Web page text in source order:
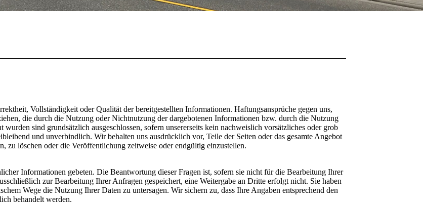
Vollständigkeit oder Qualität der bereitgestellten Informationen. Haftungsansprüche gegen uns,
die durch die Nutzung oder Nichtnutzung der dargebotenen Informationen bzw. durch die Nutzung
sind grundsätzlich ausgeschlossen, sofern unsererseits kein nachweislich vorsätzliches oder grob
und unverbindlich. Wir behalten uns ausdrücklich vor, Teile der Seiten oder das gesamte Angebot
zu löschen oder die Veröffentlichung zeitweise oder endgültig einzustellen.
Informationen gebeten. Die Beantwortung dieser Fragen ist, sofern sie nicht für die Bearbeitung Ihrer
zur Bearbeitung Ihrer Anfragen gespeichert, eine Weitergabe an Dritte erfolgt nicht. Sie haben
Wege die Nutzung Ihrer Daten zu untersagen. Wir sichern zu, dass Ihre Angaben entsprechend den
behandelt werden.